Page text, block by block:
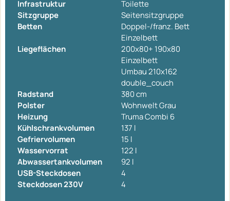
Infrastruktur
Toilette
Sitzgruppe
Seitensitzgruppe
Betten
Doppel-/franz. Bett
Einzelbett
Liegeflächen
200x80+ 190x80
Einzelbett
Umbau 210x162
double_couch
Radstand
380 cm
Polster
Wohnwelt Grau
Heizung
Truma Combi 6
Kühlschrankvolumen
137 l
Gefriervolumen
15 l
Wasservorrat
122 l
Abwassertankvolumen
92 l
USB-Steckdosen
4
Steckdosen 230V
4